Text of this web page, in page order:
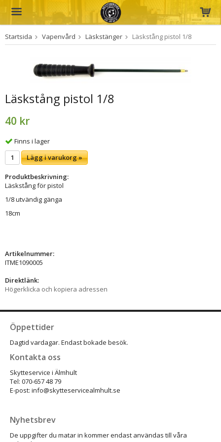
Produkten har blivit tillagd i varukorgen
Startsida Vapenvård Läskstänger Läskstång pistol 1/8
Läskstång pistol 1/8
40 kr
Finns i lager
Lägg i varukorg »
Produktbeskrivning:
Läskstång för pistol
1/8 utvändig gänga
18cm
Artikelnummer:
ITME1090005
Direktlänk:
Högerklicka och kopiera adressen
Öppettider
Dagtid vardagar. Endast bokade besök.
Kontakta oss
Skytteservice i Älmhult
Tel: 070-657 48 79
E-post: info@skytteservicealmhult.se
Nyhetsbrev
De uppgifter du matar in kommer endast användas till våra